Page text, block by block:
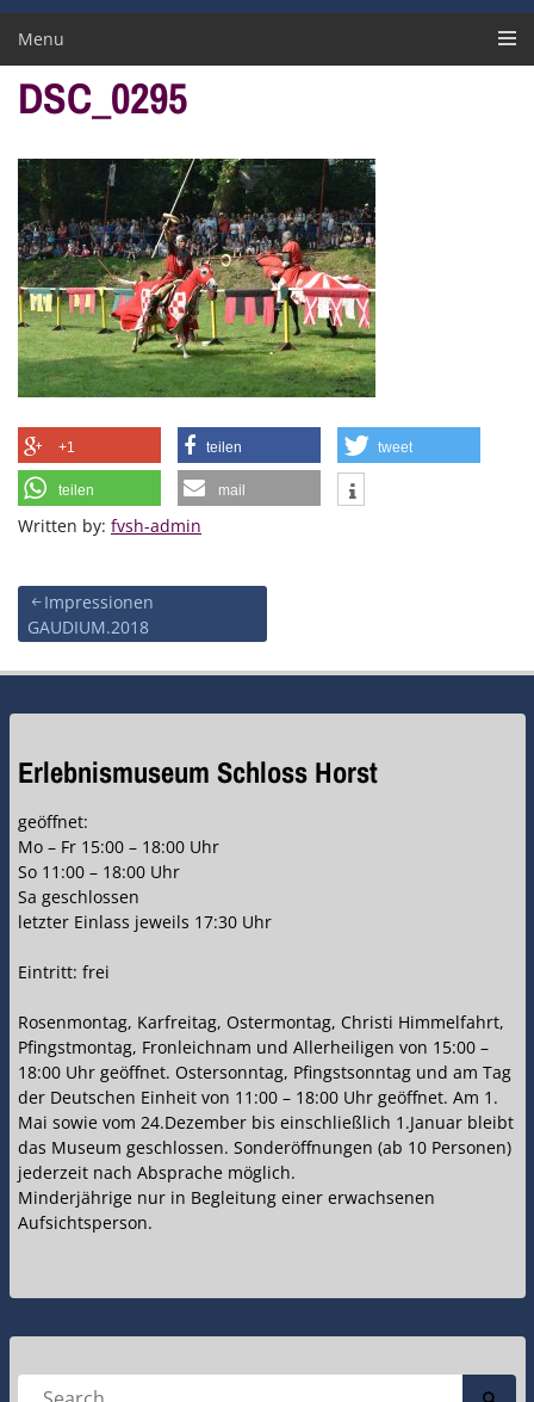
Menu
DSC_0295
+1 teilen tweet
teilen mail
Written by: fvsh-admin
Beitragsnavigation
Impressionen
GAUDIUM.2018
Erlebnismuseum Schloss Horst
geöffnet:
Mo – Fr 15:00 – 18:00 Uhr
So 11:00 – 18:00 Uhr
Sa geschlossen
letzter Einlass jeweils 17:30 Uhr
Eintritt: frei
Rosenmontag, Karfreitag, Ostermontag, Christi Himmelfahrt,
Pfingstmontag, Fronleichnam und Allerheiligen von 15:00 –
18:00 Uhr geöffnet. Ostersonntag, Pfingstsonntag und am Tag
der Deutschen Einheit von 11:00 – 18:00 Uhr geöffnet. Am 1.
Mai sowie vom 24.Dezember bis einschließlich 1.Januar bleibt
das Museum geschlossen. Sonderöffnungen (ab 10 Personen)
jederzeit nach Absprache möglich.
Minderjährige nur in Begleitung einer erwachsenen
Aufsichtsperson.
Search